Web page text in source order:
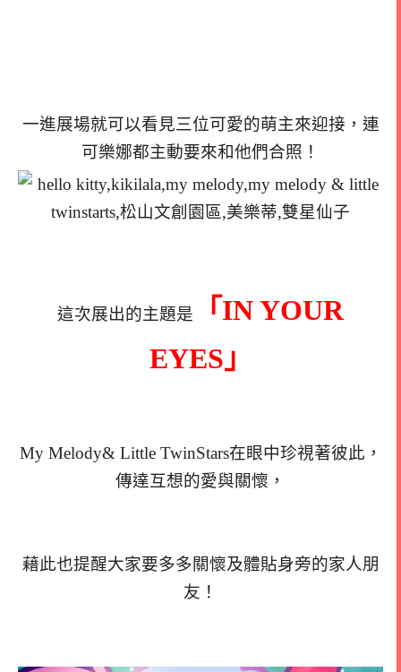
一進展場就可以看見三位可愛的萌主來迎接，連
可樂娜都主動要來和他們合照！
這次展出的主題是
「IN YOUR
EYES」
My Melody& Little TwinStars在眼中珍視著彼此，
傳達互想的愛與關懷，
藉此也提醒大家要多多關懷及體貼身旁的家人朋
友！